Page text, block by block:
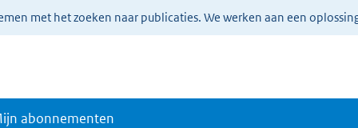
met het zoeken naar publicaties. We werken aan een
abonnementen